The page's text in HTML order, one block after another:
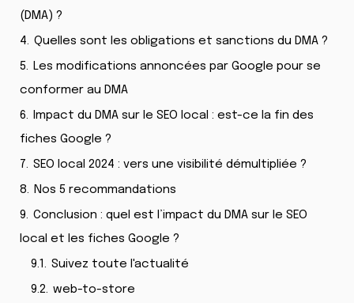
(DMA) ?
4. Quelles sont les obligations et sanctions du DMA ?
5. Les modifications annoncées par Google pour se
conformer au DMA
6. Impact du DMA sur le SEO local : est-ce la fin des
fiches Google ?
7. SEO local 2024 : vers une visibilité démultipliée ?
8. Nos 5 recommandations
9. Conclusion : quel est l’impact du DMA sur le SEO
local et les fiches Google ?
9.1. Suivez toute l'actualité
9.2. web-to-store